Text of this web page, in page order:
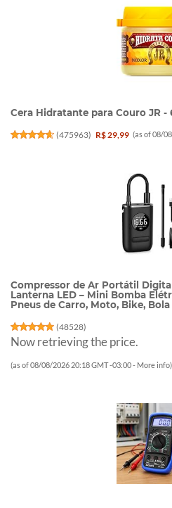
Cera Hidratante para Couro JR -
(475963) R$ 29,99 (as of 08/
Compressor de Ar Portátil
Lanterna LED – Mini Bomba
Pneus de Carro, Moto, Bike,
(48528)
Now retrieving the price.
(as of 08/08/2026 20:18 GMT -03:00 - More info)